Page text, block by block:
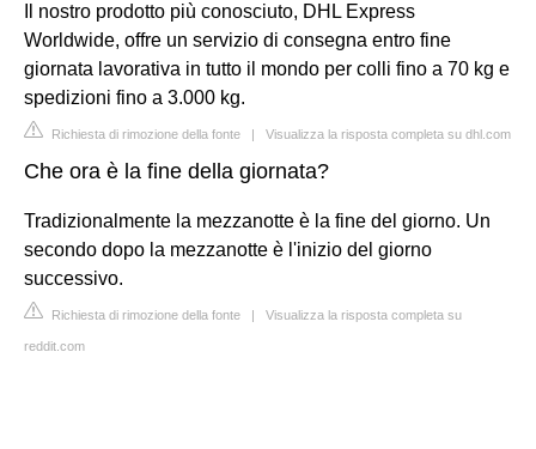
Il nostro prodotto più conosciuto, DHL Express
Worldwide, offre un servizio di consegna entro fine
giornata lavorativa in tutto il mondo per colli fino a 70 kg e
spedizioni fino a 3.000 kg.
Richiesta di rimozione della fonte | Visualizza la risposta completa su dhl.com
Che ora è la fine della giornata?
Tradizionalmente la mezzanotte è la fine del giorno. Un
secondo dopo la mezzanotte è l'inizio del giorno
successivo.
Richiesta di rimozione della fonte | Visualizza la risposta completa su
reddit.com